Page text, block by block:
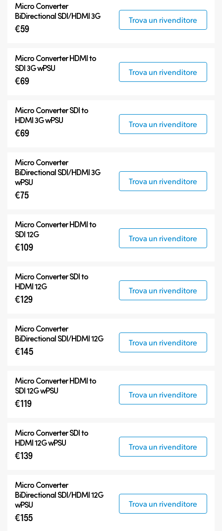
Micro Converter
BiDirectional SDI/HDMI 3G
€59
Trova un rivenditore
Micro ConverterHDMI to
SDI 3G wPSU
€69
Trova un rivenditore
Micro ConverterSDI to
HDMI 3G wPSU
€69
Trova un rivenditore
Micro Converter
BiDirectional SDI/HDMI 3G
wPSU
€75
Trova un rivenditore
Micro ConverterHDMI to
SDI 12G
€109
Trova un rivenditore
Micro ConverterSDI to
HDMI 12G
€129
Trova un rivenditore
Micro Converter
BiDirectional SDI/HDMI 12G
€145
Trova un rivenditore
Micro ConverterHDMI to
SDI 12G wPSU
€119
Trova un rivenditore
Micro ConverterSDI to
HDMI 12G wPSU
€139
Trova un rivenditore
Micro Converter
BiDirectional SDI/HDMI 12G
wPSU
€155
Trova un rivenditore